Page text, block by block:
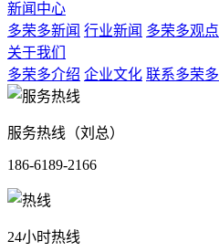
新闻中心
多荣多新闻 行业新闻 多荣多观点
关于我们
多荣多介绍 企业文化 联系多荣多
服务热线（刘总）
186-6189-2166
24小时热线